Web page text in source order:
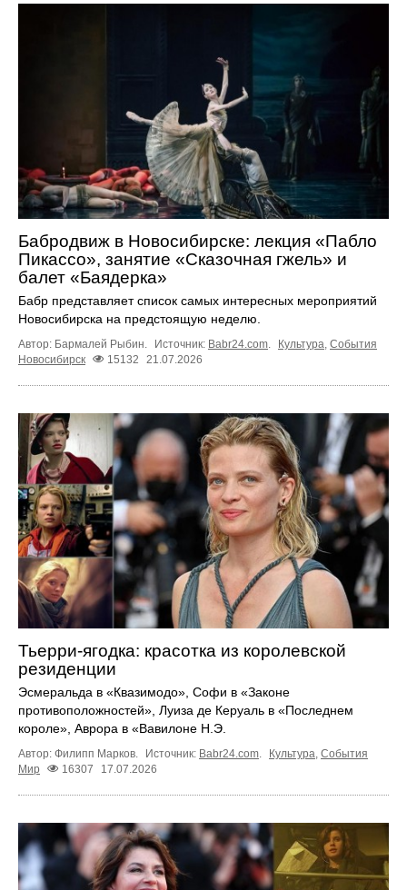
Бабродвиж в Новосибирске: лекция «Пабло
Пикассо», занятие «Сказочная гжель» и
балет «Баядерка»
Бабр представляет список самых интересных мероприятий
Новосибирска на предстоящую неделю.
Автор: Бармалей Рыбин. Источник: Babr24.com. Культура, События
Новосибирск
15132 21.07.2026
Тьерри-ягодка: красотка из королевской
резиденции
Эсмеральда в «Квазимодо», Софи в «Законе
противоположностей», Луиза де Керуаль в «Последнем
короле», Аврора в «Вавилоне Н.Э.
Автор: Филипп Марков. Источник: Babr24.com Культура События
Мир
16307 17.07.2026